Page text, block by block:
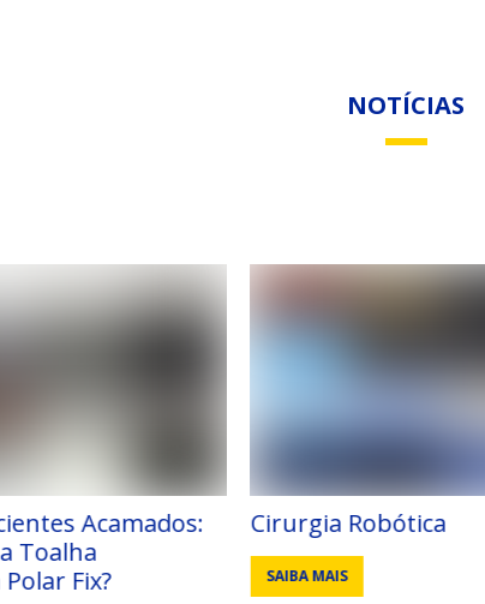
NOTÍCIAS
Cirurgia Robótica
SAIBA MAIS